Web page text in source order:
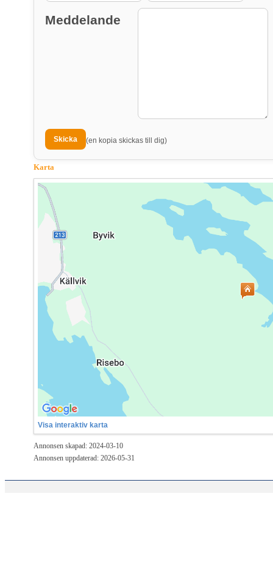
Meddelande
(en kopia skickas till dig)
Karta
Visa interaktiv karta
Annonsen skapad: 2024-03-10
Annonsen uppdaterad: 2026-05-31